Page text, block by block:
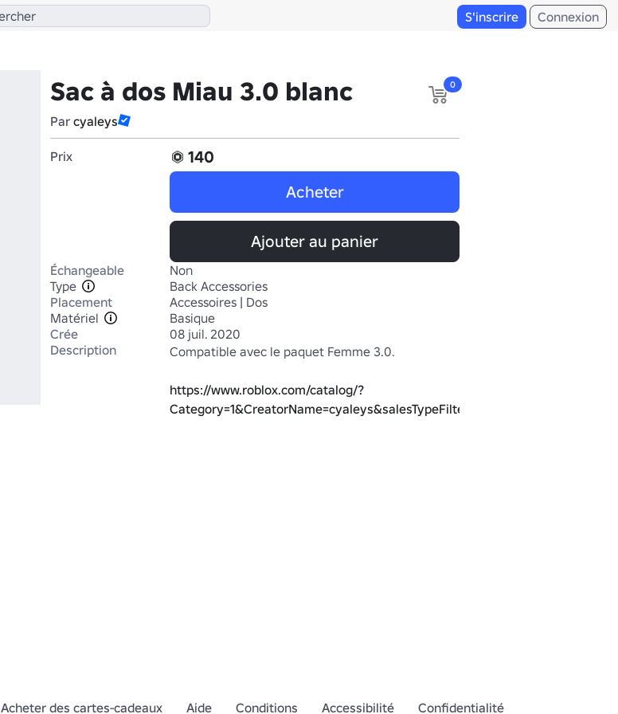
S'inscrire Connexion
Sac à dos Miau 3.0 blanc
Par cyaleys
0
Prix
140
Acheter
Ajouter au panier
Échangeable
Non
Type
Back Accessories
Placement
Accessoires | Dos
Matériel
Basique
Crée
08 juil. 2020
Description
Compatible avec le paquet Femme 3.0.
https://www.roblox.com/catalog/?
Category=1&CreatorName=cyaleys&salesTypeFilter=1
Acheter des cartes-cadeaux Aide Conditions Accessibilité Confidentialité